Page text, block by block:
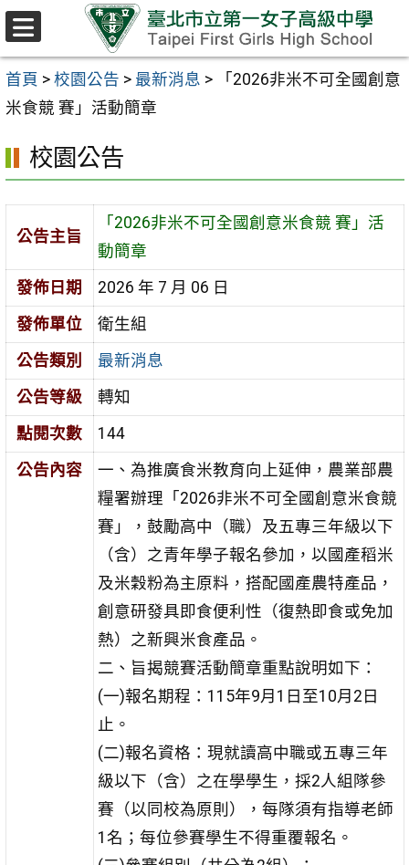
跳至主要內容區
首頁 > 校園公告 > 最新消息 >
「2026非米不可全國創意
米食競 賽」活動簡章
校園公告
公告主旨
「2026非米不可全國創意米食競 賽」活
動簡章
發佈日期
2026 年 7 月 06 日
發佈單位
衛生組
公告類別
最新消息
公告等級
轉知
點閱次數
144
公告內容
一、為推廣食米教育向上延伸，農業部農
糧署辦理「2026非米不可全國創意米食競
賽」，鼓勵高中（職）及五專三年級以下
（含）之青年學子報名參加，以國產稻米
及米穀粉為主原料，搭配國產農特產品，
創意研發具即食便利性（復熱即食或免加
熱）之新興米食產品。
二、旨揭競賽活動簡章重點說明如下：
(一)報名期程：115年9月1日至10月2日
止。
(二)報名資格：現就讀高中職或五專三年
級以下（含）之在學學生，採2人組隊參
賽（以同校為原則），每隊須有指導老師
1名；每位參賽學生不得重覆報名。
選
單